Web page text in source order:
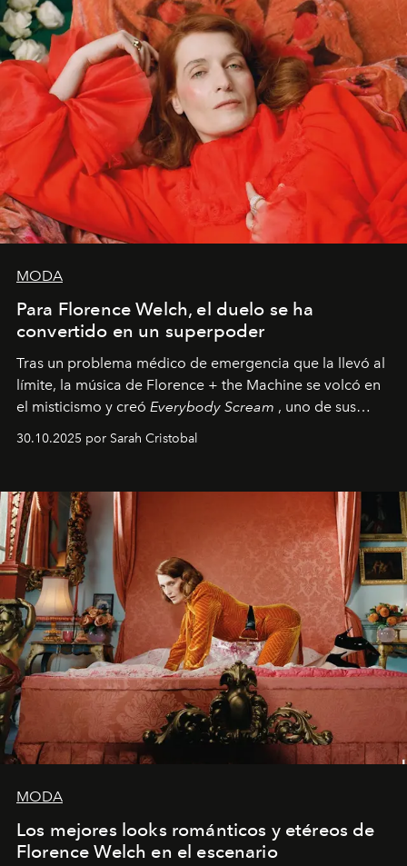
MODA
Para Florence Welch, el duelo se ha
convertido en un superpoder
Tras un problema médico de emergencia que la llevó al
límite, la música de Florence + the Machine se volcó en
el misticismo y creó Everybody Scream , uno de sus
30.10.2025 por Sarah Cristobal
MODA
Los mejores looks románticos y etéreos de
Florence Welch en el escenario